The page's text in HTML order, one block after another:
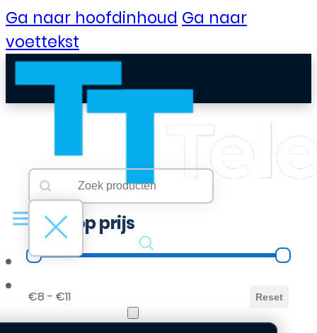
Ga naar hoofdinhoud Ga naar
voettekst
B2B Portaal
Searchbar
Search content
Filter op prijs
Filter op prijs
€8 - €11 Reset